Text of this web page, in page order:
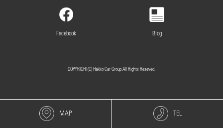
Facebook Blog
COPYRIGHT(C) Hakko Car Group All Rights Reseved.
MAP TEL